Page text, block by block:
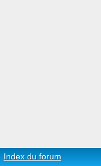
Index du forum